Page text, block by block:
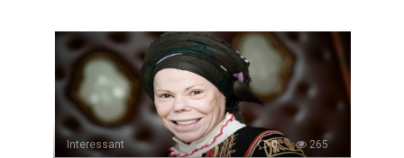
Interessant 0 265